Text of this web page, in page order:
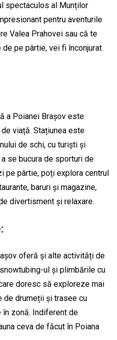
spectaculos al Munților
pentru aventurile
Valea Prahovei sau că te
pe pârtie, vei fi înconjurat
a Poianei Brașov este
viață. Stațiunea este
de schi, cu turiști și
se bucura de sporturi de
pe pârtie, poți explora centrul
baruri și magazine,
divertisment și relaxare.
oferă și alte activități de
ul și plimbările cu
doresc să exploreze mai
de drumeții și trasee cu
zonă. Indiferent de
ceva de făcut în Poiana